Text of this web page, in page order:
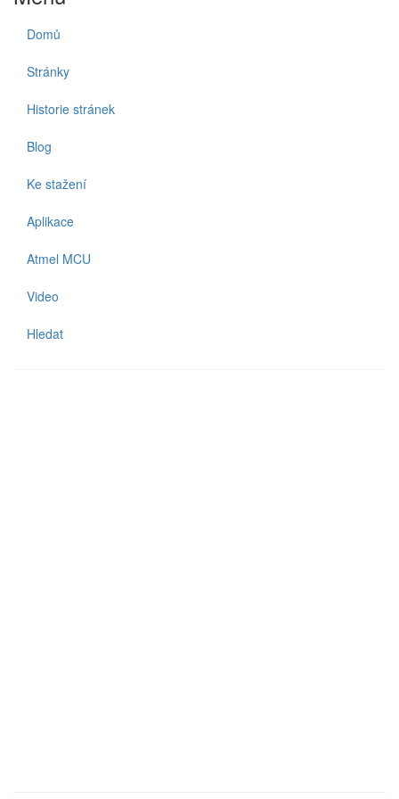
Domů
Stránky
Historie stránek
Blog
Ke stažení
Aplikace
Atmel MCU
Video
Hledat